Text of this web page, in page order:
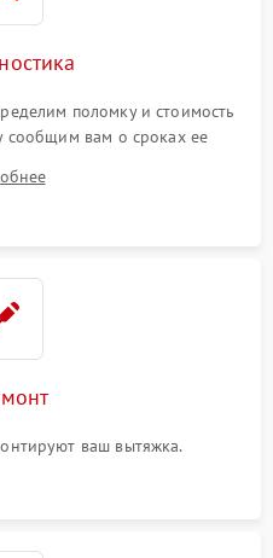
поломку и стоимость
сообщим вам о сроках ее
ваш вытяжка.